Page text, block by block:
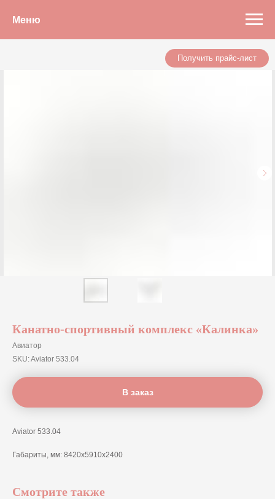
Меню
Получить прайс-лист
Канатно-спортивный комплекс «Калинка»
Авиатор
SKU:Aviator 533.04
В заказ
Aviator 533.04
Габариты, мм: 8420х5910х2400
Смотрите также